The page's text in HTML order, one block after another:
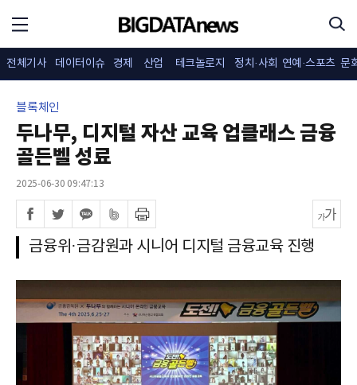
전체기사 데이터이슈 경제 산업 테크놀로지 정치·사회 연예·스포츠 문
블록체인
두나무, 디지털 자산 교육 업클래스 금융
골든벨 성료
2025-06-30 09:47:13
금융위·금감원과 시니어 디지털 금융교육 진행